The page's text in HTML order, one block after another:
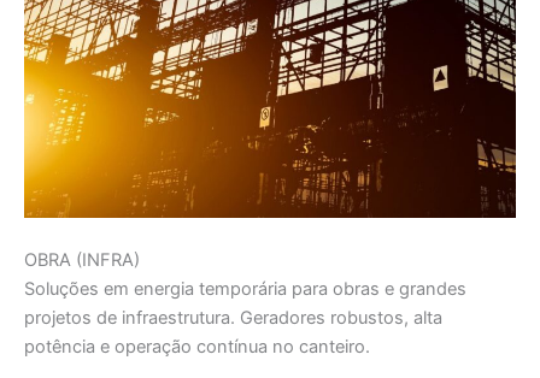
OBRA (INFRA)
Soluções em energia temporária para obras e grandes
projetos de infraestrutura. Geradores robustos, alta
potência e operação contínua no canteiro.